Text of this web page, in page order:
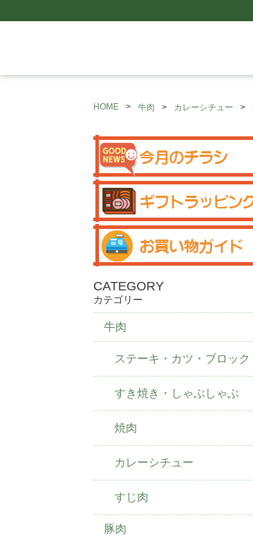
HOME 牛肉 カレーシチュー
CATEGORY
カテゴリー
牛肉
ステーキ・カツ・ブロック
すき焼き・しゃぶしゃぶ
焼肉
カレーシチュー
すじ肉
豚肉